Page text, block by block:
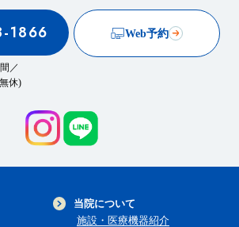
1866
／
休)
Web予約
当院について
施設・医療機器紹介